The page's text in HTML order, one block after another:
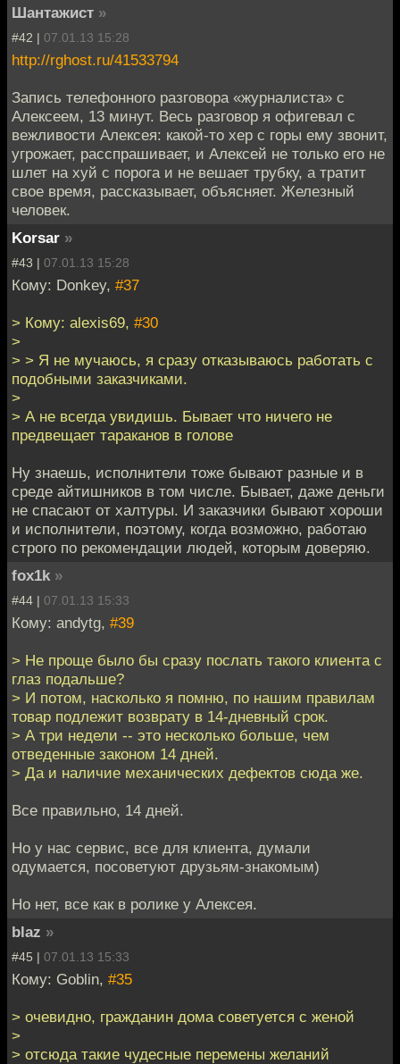
Шантажист »
#42 | 07.01.13 15:28
http://rghost.ru/41533794
Запись телефонного разговора «журналиста» с
Алексеем, 13 минут. Весь разговор я офигевал с
вежливости Алексея: какой-то хер с горы ему звонит,
угрожает, расспрашивает, и Алексей не только его не
шлет на хуй с порога и не вешает трубку, а тратит
свое время, рассказывает, объясняет. Железный
человек.
Korsar »
#43 | 07.01.13 15:28
Кому: Donkey, #37
> Кому: alexis69, #30
>
> > Я не мучаюсь, я сразу отказываюсь работать с
подобными заказчиками.
>
> А не всегда увидишь. Бывает что ничего не
предвещает тараканов в голове
Ну знаешь, исполнители тоже бывают разные и в
среде айтишников в том числе. Бывает, даже деньги
не спасают от халтуры. И заказчики бывают хороши
и исполнители, поэтому, когда возможно, работаю
строго по рекомендации людей, которым доверяю.
fox1k »
#44 | 07.01.13 15:33
Кому: andytg, #39
> Не проще было бы сразу послать такого клиента с
глаз подальше?
> И потом, насколько я помню, по нашим правилам
товар подлежит возврату в 14-дневный срок.
> А три недели -- это несколько больше, чем
отведенные законом 14 дней.
> Да и наличие механических дефектов сюда же.
Все правильно, 14 дней.
Но у нас сервис, все для клиента, думали
одумается, посоветуют друзьям-знакомым)
Но нет, все как в ролике у Алексея.
blaz »
#45 | 07.01.13 15:33
Кому: Goblin, #35
> очевидно, гражданин дома советуется с женой
>
> отсюда такие чудесные перемены желаний